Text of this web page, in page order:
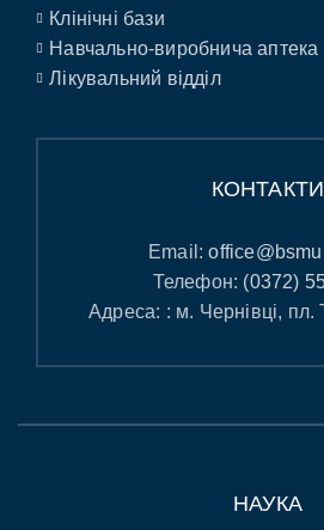
Клінічні бази
Навчально-виробнича аптека
Лікувальний відділ
КОНТАКТИ
Email:
Телефон: (0372)
Адреса: : м. Чернівці, пл.
НАУКА